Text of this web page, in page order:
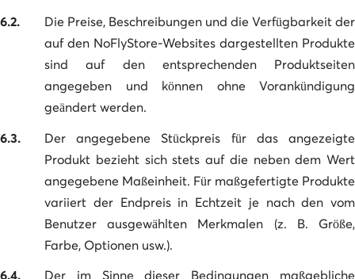
6.2.
Die Preise, Beschreibungen und die Verfügbarkeit der
auf den NoFlyStore-Websites dargestellten Produkte
sind auf den entsprechenden Produktseiten
angegeben und können ohne Vorankündigung
geändert werden.
6.3.
Der angegebene Stückpreis für das angezeigte
Produkt bezieht sich stets auf die neben dem Wert
angegebene Maßeinheit. Für maßgefertigte Produkte
variiert der Endpreis in Echtzeit je nach den vom
Benutzer ausgewählten Merkmalen (z. B. Größe,
Farbe, Optionen usw.).
6.4.
Der im Sinne dieser Bedingungen maßgebliche